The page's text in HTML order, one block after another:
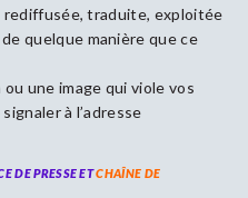
traduite, exploitée
quelque manière que ce
une image qui viole vos
à l’adresse
DE PRESSE ETCHAÎNE DE